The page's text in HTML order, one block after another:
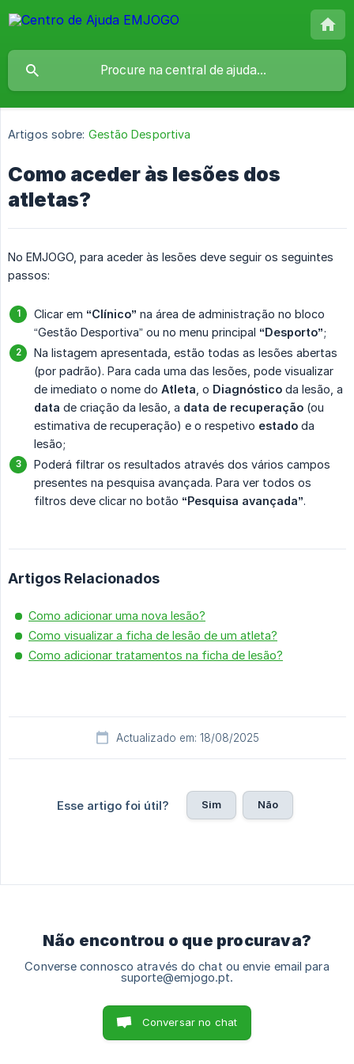
Artigos sobre: Gestão Desportiva
Como aceder às lesões dos
atletas?
No EMJOGO, para aceder às lesões deve seguir os seguintes
passos:
Clicar em “Clínico” na área de administração no bloco
“Gestão Desportiva” ou no menu principal “Desporto”;
Na listagem apresentada, estão todas as lesões abertas
(por padrão). Para cada uma das lesões, pode visualizar
de imediato o nome do Atleta , o Diagnóstico da lesão, a
data de criação da lesão, a data de recuperação (ou
estimativa de recuperação) e o respetivo estado da
lesão;
Poderá filtrar os resultados através dos vários campos
presentes na pesquisa avançada. Para ver todos os
filtros deve clicar no botão “Pesquisa avançada”.
Artigos Relacionados
Como adicionar uma nova lesão?
Como visualizar a ficha de lesão de um atleta?
Como adicionar tratamentos na ficha de lesão?
Actualizado em: 18/08/2025
Esse artigo foi útil? Sim Não
Não encontrou o que procurava?
Converse connosco através do chat ou envie email para
suporte@emjogo.pt.
Conversar no chat